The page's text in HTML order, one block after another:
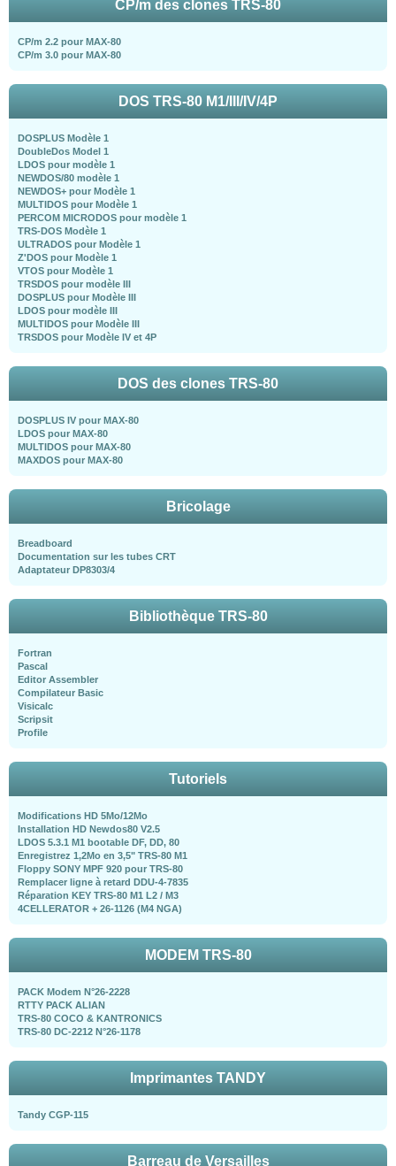
CP/m des clones TRS-80
CP/m 2.2 pour MAX-80
CP/m 3.0 pour MAX-80
DOS TRS-80 M1/III/IV/4P
DOSPLUS Modèle 1
DoubleDos Model 1
LDOS pour modèle 1
NEWDOS/80 modèle 1
NEWDOS+ pour Modèle 1
MULTIDOS pour Modèle 1
PERCOM MICRODOS pour modèle 1
TRS-DOS Modèle 1
ULTRADOS pour Modèle 1
Z'DOS pour Modèle 1
VTOS pour Modèle 1
TRSDOS pour modèle III
DOSPLUS pour Modèle III
LDOS pour modèle III
MULTIDOS pour Modèle III
TRSDOS pour Modèle IV et 4P
DOS des clones TRS-80
DOSPLUS IV pour MAX-80
LDOS pour MAX-80
MULTIDOS pour MAX-80
MAXDOS pour MAX-80
Bricolage
Breadboard
Documentation sur les tubes CRT
Adaptateur DP8303/4
Bibliothèque TRS-80
Fortran
Pascal
Editor Assembler
Compilateur Basic
Visicalc
Scripsit
Profile
Tutoriels
Modifications HD 5Mo/12Mo
Installation HD Newdos80 V2.5
LDOS 5.3.1 M1 bootable DF, DD, 80
Enregistrez 1,2Mo en 3,5" TRS-80 M1
Floppy SONY MPF 920 pour TRS-80
Remplacer ligne à retard DDU-4-7835
Réparation KEY TRS-80 M1 L2 / M3
4CELLERATOR + 26-1126 (M4 NGA)
MODEM TRS-80
PACK Modem N°26-2228
RTTY PACK ALIAN
TRS-80 COCO & KANTRONICS
TRS-80 DC-2212 N°26-1178
Imprimantes TANDY
Tandy CGP-115
Barreau de Versailles